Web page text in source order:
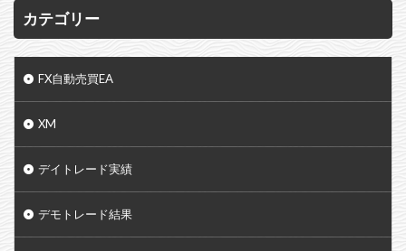
カテゴリー
FX自動売買EA
XM
デイトレード実績
デモトレード結果